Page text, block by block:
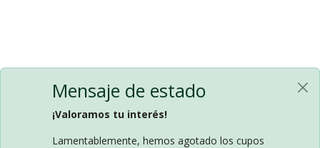
Mensaje de estado
¡Valoramos tu interés!
Lamentablemente, hemos agotado los cupos